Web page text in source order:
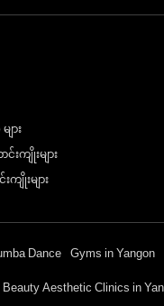
ား
းကျိုးများ
ျိုးများ
Dance Gyms in Yangon
Beauty Aesthetic Clinics in